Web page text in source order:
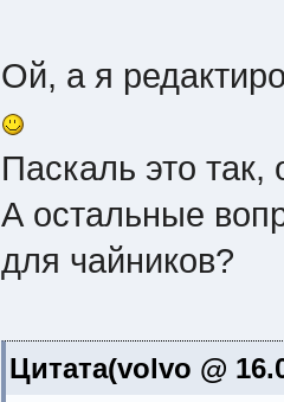
Ой, а я
Паскаль это
А остальные
для чайников?
Цитата(volvo @